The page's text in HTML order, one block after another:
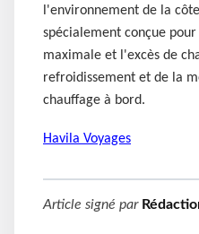
l'environnement de la
spécialement conçue
maximale et l'excès de
refroidissement et de la
chauffage à bord.
Havila Voyages
Article signé par